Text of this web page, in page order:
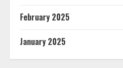
February 2025
January 2025